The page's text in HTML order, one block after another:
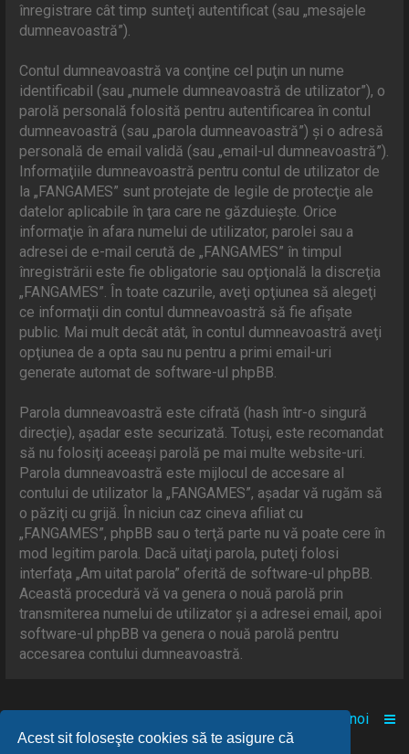
Acest sit foloseşte cookies să te asigure că
înregistrare cât timp sunteţi autentificat (sau „mesajele
dumneavoastră”).
Contul dumneavoastră va conţine cel puţin un nume
identificabil (sau „numele dumneavoastră de utilizator”), o
parolă personală folosită pentru autentificarea în contul
dumneavoastră (sau „parola dumneavoastră”) şi o adresă
personală de email validă (sau „email-ul dumneavoastră”).
Informaţiile dumneavoastră pentru contul de utilizator de
la „FANGAMES” sunt protejate de legile de protecţie ale
datelor aplicabile în ţara care ne găzduieşte. Orice
informaţie în afara numelui de utilizator, parolei sau a
adresei de e-mail cerută de „FANGAMES” în timpul
înregistrării este fie obligatorie sau opţională la discreţia
„FANGAMES”. În toate cazurile, aveţi opţiunea să alegeţi
ce informaţii din contul dumneavoastră să fie afişate
public. Mai mult decât atât, în contul dumneavoastră aveţi
opţiunea de a opta sau nu pentru a primi email-uri
generate automat de software-ul phpBB.
Parola dumneavoastră este cifrată (hash într-o singură
direcţie), aşadar este securizată. Totuşi, este recomandat
să nu folosiţi aceeaşi parolă pe mai multe website-uri.
Parola dumneavoastră este mijlocul de accesare al
contului de utilizator la „FANGAMES”, aşadar vă rugăm să
o păziţi cu grijă. În niciun caz cineva afiliat cu
„FANGAMES”, phpBB sau o terţă parte nu vă poate cere în
mod legitim parola. Dacă uitaţi parola, puteţi folosi
interfaţa „Am uitat parola” oferită de software-ul phpBB.
Această procedură vă va genera o nouă parolă prin
transmiterea numelui de utilizator şi a adresei email, apoi
software-ul phpBB va genera o nouă parolă pentru
accesarea contului dumneavoastră.
Despre noi